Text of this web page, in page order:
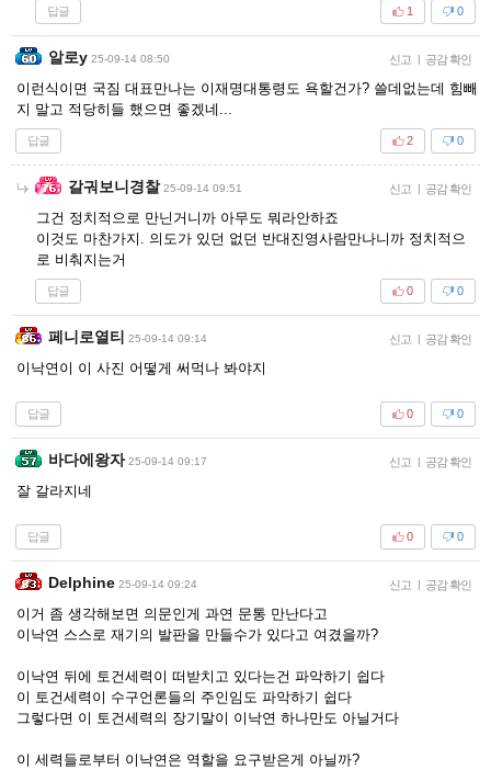
답글 0
1
알로y 25-09-14 08:50 신고 | 공감 확인
이런식이면 국짐 대표만나는 이재명대통령도 욕할건가? 쓸데없는데 힘빼
지 말고 적당히들 했으면 좋겠네...
답글 0
2
갈궈보니경찰 25-09-14 09:51 신고 | 공감 확인
그건 정치적으로 만닌거니까 아무도 뭐라안하죠
이것도 마찬가지. 의도가 있던 없던 반대진영사람만나니까 정치적으
로 비춰지는거
답글 0
0
페니로열티 25-09-14 09:14 신고 | 공감 확인
이낙연이 이 사진 어떻게 써먹나 봐야지
답글 0
0
바다에왕자 25-09-14 09:17 신고 | 공감 확인
잘 갈라지네
답글 0
0
Delphine 25-09-14 09:24 신고 | 공감 확인
이거 좀 생각해보면 의문인게 과연 문통 만난다고
이낙연 스스로 재기의 발판을 만들수가 있다고 여겼을까?
이낙연 뒤에 토건세력이 떠받치고 있다는건 파악하기 쉽다
이 토건세력이 수구언론들의 주인임도 파악하기 쉽다
그렇다면 이 토건세력의 장기말이 이낙연 하나만도 아닐거다
이 세력들로부터 이낙연은 역할을 요구받은게 아닐까?